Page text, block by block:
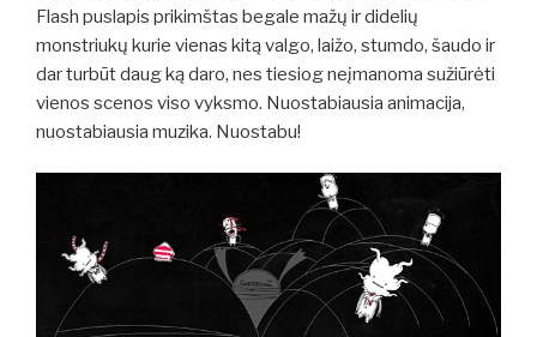
Flash puslapis prikimštas begale mažų ir didelių
monstriukų kurie vienas kitą valgo, laižo, stumdo, šaudo ir
dar turbūt daug ką daro, nes tiesiog neįmanoma sužiūrėti
vienos scenos viso vyksmo. Nuostabiausia animacija,
nuostabiausia muzika. Nuostabu!